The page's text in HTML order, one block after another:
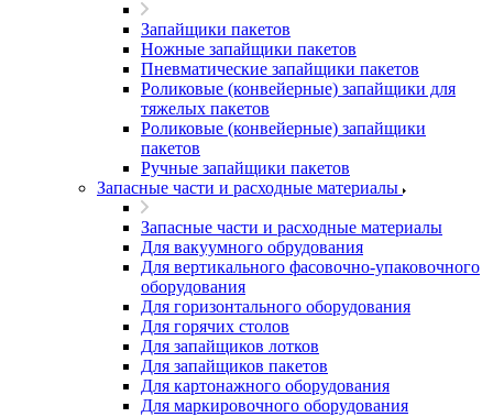
Запайщики пакетов
Ножные запайщики пакетов
Пневматические запайщики пакетов
Роликовые (конвейерные) запайщики для
тяжелых пакетов
Роликовые (конвейерные) запайщики
пакетов
Ручные запайщики пакетов
Запасные части и расходные материалы
Запасные части и расходные материалы
Для вакуумного обрудования
Для вертикального фасовочно-упаковочного
оборудования
Для горизонтального оборудования
Для горячих столов
Для запайщиков лотков
Для запайщиков пакетов
Для картонажного оборудования
Для маркировочного оборудования